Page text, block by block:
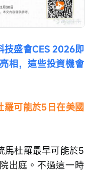
技盛會CES 2026即
相，這些投資機會
羅可能於5日在美國
馬杜羅最早可能於5
出庭。不過這一時